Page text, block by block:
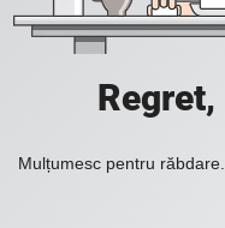
Mulțumesc pentru